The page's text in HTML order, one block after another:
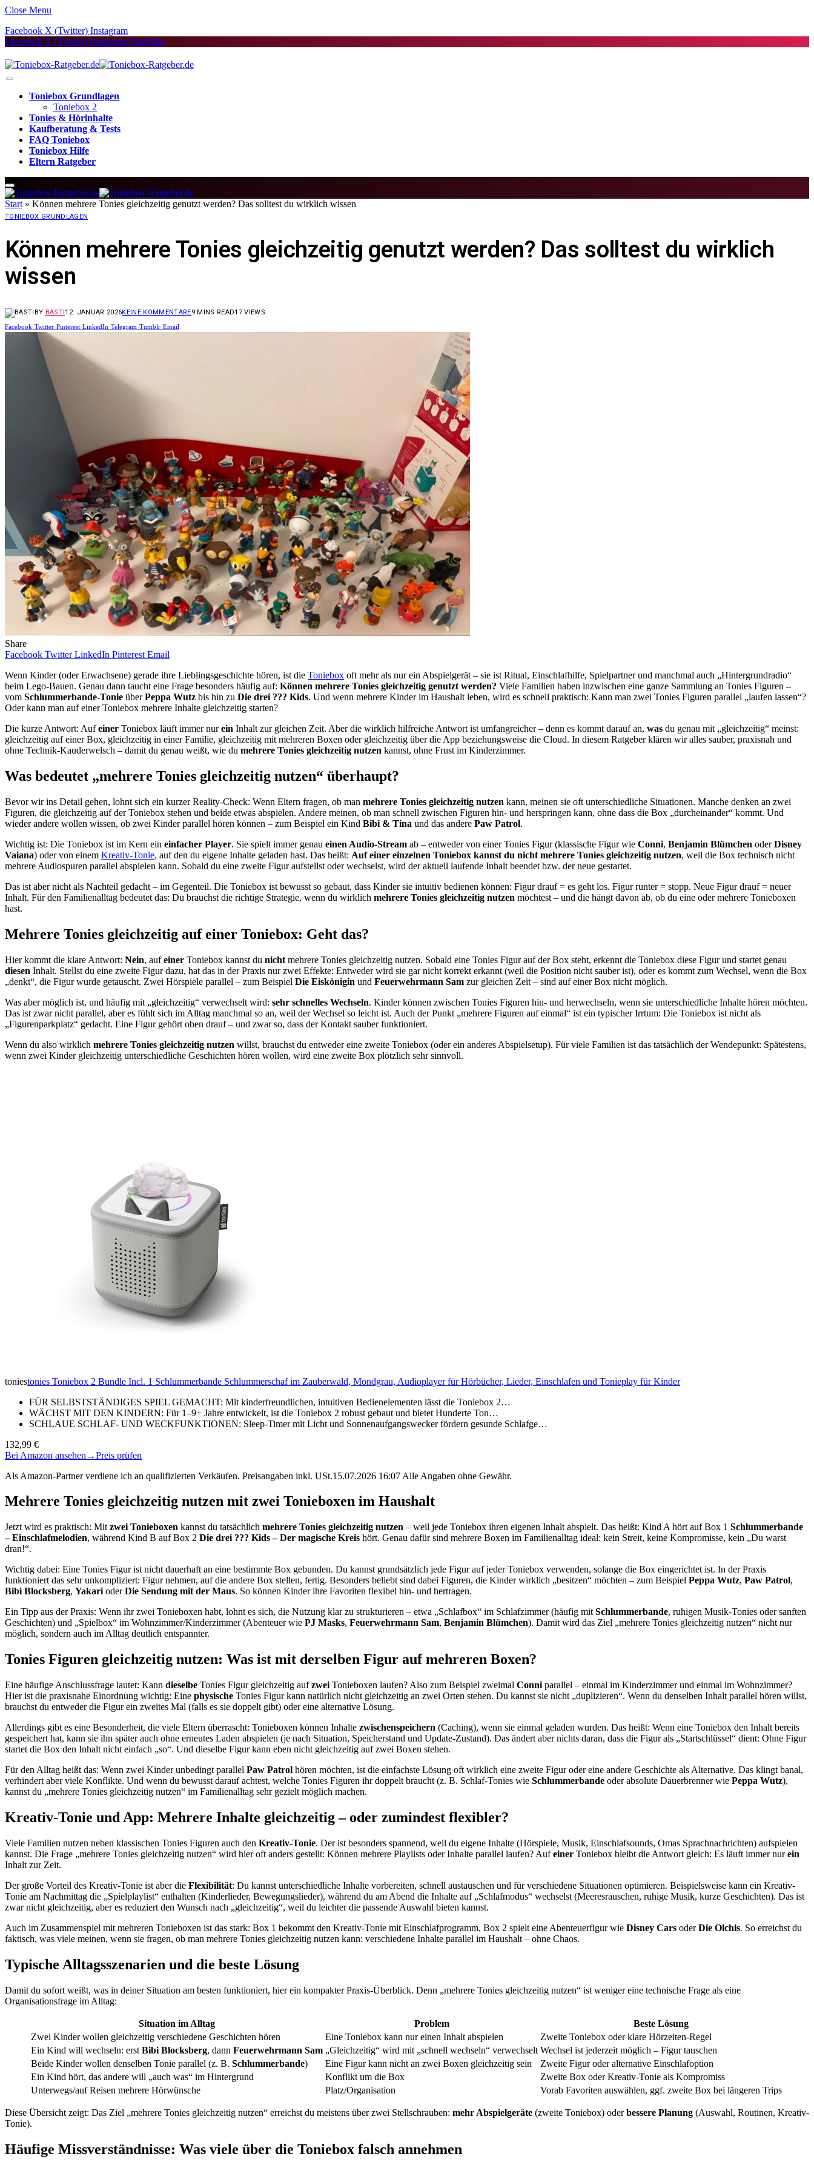
Close Menu
Facebook X (Twitter) Instagram
Facebook X (Twitter) InstagramYouTube
Toniebox Grundlagen
Toniebox 2
Tonies & Hörinhalte
Kaufberatung & Tests
FAQ Toniebox
Toniebox Hilfe
Eltern Ratgeber
Start » Können mehrere Tonies gleichzeitig genutzt werden? Das solltest du wirklich wissen
TONIEBOX GRUNDLAGEN
Können mehrere Tonies gleichzeitig genutzt werden? Das solltest du wirklich
wissen
BY BASTI12. JANUAR 2026KEINE KOMMENTARE9 MINS READ17VIEWS
Facebook Twitter Pinterest LinkedIn Telegram Tumblr Email
Share
Facebook Twitter LinkedIn Pinterest Email
Wenn Kinder (oder Erwachsene) gerade ihre Lieblingsgeschichte hören, ist die Toniebox oft mehr als nur ein Abspielgerät – sie ist Ritual, Einschlafhilfe, Spielpartner und manchmal auch „Hintergrundradio“
beim Lego-Bauen. Genau dann taucht eine Frage besonders häufig auf: Können mehrere Tonies gleichzeitig genutzt werden? Viele Familien haben inzwischen eine ganze Sammlung an Tonies Figuren –
vom Schlummerbande-Tonie überPeppa Wutz bis hin zu Die drei ??? Kids. Und wenn mehrere Kinder im Haushalt leben, wird es schnell praktisch: Kann man zwei Tonies Figuren parallel „laufen lassen“?
Oder kann man auf einer Toniebox mehrere Inhalte gleichzeitig starten?
Die kurze Antwort: Aufeiner Toniebox läuft immer nurein Inhalt zur gleichen Zeit. Aber die wirklich hilfreiche Antwort ist umfangreicher – denn es kommt darauf an, was du genau mit „gleichzeitig“ meinst:
gleichzeitig auf einer Box, gleichzeitig in einer Familie, gleichzeitig mit mehreren Boxen oder gleichzeitig über die App beziehungsweise die Cloud. In diesem Ratgeber klären wir alles sauber, praxisnah und
ohne Technik-Kauderwelsch – damit du genau weißt, wie du mehrere Tonies gleichzeitig nutzen kannst, ohne Frust im Kinderzimmer.
Was bedeutet „mehrere Tonies gleichzeitig nutzen“ überhaupt?
Bevor wir ins Detail gehen, lohnt sich ein kurzer Reality-Check: Wenn Eltern fragen, ob man mehrere Tonies gleichzeitig nutzen kann, meinen sie oft unterschiedliche Situationen. Manche denken an zwei
Figuren, die gleichzeitig auf der Toniebox stehen und beide etwas abspielen. Andere meinen, ob man schnell zwischen Figuren hin- und herspringen kann, ohne dass die Box „durcheinander“ kommt. Und
wieder andere wollen wissen, ob zwei Kinder parallel hören können – zum Beispiel ein Kind Bibi & Tina und das andere Paw Patrol.
Wichtig ist: Die Toniebox ist im Kern ein einfacher Player. Sie spielt immer genau einen Audio-Stream ab – entweder von einer Tonies Figur (klassische Figur wie Conni, Benjamin Blümchen oderDisney
Vaiana) oder von einem Kreativ-Tonie, auf den du eigene Inhalte geladen hast. Das heißt: Auf einer einzelnen Toniebox kannst du nicht mehrere Tonies gleichzeitig nutzen, weil die Box technisch nicht
mehrere Audiospuren parallel abspielen kann. Sobald du eine zweite Figur aufstellst oder wechselst, wird der aktuell laufende Inhalt beendet bzw. der neue gestartet.
Das ist aber nicht als Nachteil gedacht – im Gegenteil. Die Toniebox ist bewusst so gebaut, dass Kinder sie intuitiv bedienen können: Figur drauf = es geht los. Figur runter = stopp. Neue Figur drauf = neuer
Inhalt. Für den Familienalltag bedeutet das: Du brauchst die richtige Strategie, wenn du wirklich mehrere Tonies gleichzeitig nutzen möchtest – und die hängt davon ab, ob du eine oder mehrere Tonieboxen
hast.
Mehrere Tonies gleichzeitig auf einer Toniebox: Geht das?
Hier kommt die klare Antwort: Nein, aufeiner Toniebox kannst du nicht mehrere Tonies gleichzeitig nutzen. Sobald eine Tonies Figur auf der Box steht, erkennt die Toniebox diese Figur und startet genau
diesen Inhalt. Stellst du eine zweite Figur dazu, hat das in der Praxis nur zwei Effekte: Entweder wird sie gar nicht korrekt erkannt (weil die Position nicht sauber ist), oder es kommt zum Wechsel, wenn die Box
„denkt“, die Figur wurde getauscht. Zwei Hörspiele parallel – zum Beispiel Die Eiskönigin und Feuerwehrmann Sam zur gleichen Zeit – sind auf einer Box nicht möglich.
Was aber möglich ist, und häufig mit „gleichzeitig“ verwechselt wird: sehr schnelles Wechseln. Kinder können zwischen Tonies Figuren hin- und herwechseln, wenn sie unterschiedliche Inhalte hören möchten.
Das ist zwar nicht parallel, aber es fühlt sich im Alltag manchmal so an, weil der Wechsel so leicht ist. Auch der Punkt „mehrere Figuren auf einmal“ ist ein typischer Irrtum: Die Toniebox ist nicht als
„Figurenparkplatz“ gedacht. Eine Figur gehört oben drauf – und zwar so, dass der Kontakt sauber funktioniert.
Wenn du also wirklich mehrere Tonies gleichzeitig nutzen willst, brauchst du entweder eine zweite Toniebox (oder ein anderes Abspielsetup). Für viele Familien ist das tatsächlich der Wendepunkt: Spätestens,
wenn zwei Kinder gleichzeitig unterschiedliche Geschichten hören wollen, wird eine zweite Box plötzlich sehr sinnvoll.
toniestonies Toniebox 2 Bundle Incl. 1 Schlummerbande Schlummerschaf im Zauberwald, Mondgrau, Audioplayer für Hörbücher, Lieder, Einschlafen und Tonieplay für Kinder
FÜR SELBSTSTÄNDIGES SPIEL GEMACHT: Mit kinderfreundlichen, intuitiven Bedienelementen lässt die Toniebox 2…
WÄCHST MIT DEN KINDERN: Für 1–9+ Jahre entwickelt, ist die Toniebox 2 robust gebaut und bietet Hunderte Ton…
SCHLAUE SCHLAF- UND WECKFUNKTIONEN: Sleep-Timer mit Licht und Sonnenaufgangswecker fördern gesunde Schlafge…
132,99 €
Bei Amazon ansehen →Preis prüfen
Als Amazon-Partner verdiene ich an qualifizierten Verkäufen. Preisangaben inkl. USt.15.07.2026 16:07 Alle Angaben ohne Gewähr.
Mehrere Tonies gleichzeitig nutzen mit zwei Tonieboxen im Haushalt
Jetzt wird es praktisch: Mit zwei Tonieboxen kannst du tatsächlich mehrere Tonies gleichzeitig nutzen – weil jede Toniebox ihren eigenen Inhalt abspielt. Das heißt: Kind A hört auf Box 1 Schlummerbande
– Einschlafmelodien, während Kind B auf Box 2 Die drei ??? Kids – Der magische Kreis hört. Genau dafür sind mehrere Boxen im Familienalltag ideal: kein Streit, keine Kompromisse, kein „Du warst
dran!“.
Wichtig dabei: Eine Tonies Figur ist nicht dauerhaft an eine bestimmte Box gebunden. Du kannst grundsätzlich jede Figur auf jeder Toniebox verwenden, solange die Box eingerichtet ist. In der Praxis
funktioniert das sehr unkompliziert: Figur nehmen, auf die andere Box stellen, fertig. Besonders beliebt sind dabei Figuren, die Kinder wirklich „besitzen“ möchten – zum Beispiel Peppa Wutz, Paw Patrol,
Bibi Blocksberg, Yakari oderDie Sendung mit der Maus. So können Kinder ihre Favoriten flexibel hin- und hertragen.
Ein Tipp aus der Praxis: Wenn ihr zwei Tonieboxen habt, lohnt es sich, die Nutzung klar zu strukturieren – etwa „Schlafbox“ im Schlafzimmer (häufig mit Schlummerbande, ruhigen Musik-Tonies oder sanften
Geschichten) und „Spielbox“ im Wohnzimmer/Kinderzimmer (Abenteuer wie PJ Masks, Feuerwehrmann Sam, Benjamin Blümchen). Damit wird das Ziel „mehrere Tonies gleichzeitig nutzen“ nicht nur
möglich, sondern auch im Alltag deutlich entspannter.
Tonies Figuren gleichzeitig nutzen: Was ist mit derselben Figur auf mehreren Boxen?
Eine häufige Anschlussfrage lautet: Kann dieselbe Tonies Figur gleichzeitig aufzwei Tonieboxen laufen? Also zum Beispiel zweimal Conni parallel – einmal im Kinderzimmer und einmal im Wohnzimmer?
Hier ist die praxisnahe Einordnung wichtig: Eine physische Tonies Figur kann natürlich nicht gleichzeitig an zwei Orten stehen. Du kannst sie nicht „duplizieren“. Wenn du denselben Inhalt parallel hören willst,
brauchst du entweder die Figur ein zweites Mal (falls es sie doppelt gibt) oder eine alternative Lösung.
Allerdings gibt es eine Besonderheit, die viele Eltern überrascht: Tonieboxen können Inhalte zwischenspeichern (Caching), wenn sie einmal geladen wurden. Das heißt: Wenn eine Toniebox den Inhalt bereits
gespeichert hat, kann sie ihn später auch ohne erneutes Laden abspielen (je nach Situation, Speicherstand und Update-Zustand). Das ändert aber nichts daran, dass die Figur als „Startschlüssel“ dient: Ohne Figur
startet die Box den Inhalt nicht einfach „so“. Und dieselbe Figur kann eben nicht gleichzeitig auf zwei Boxen stehen.
Für den Alltag heißt das: Wenn zwei Kinder unbedingt parallel Paw Patrol hören möchten, ist die einfachste Lösung oft wirklich eine zweite Figur oder eine andere Geschichte als Alternative. Das klingt banal,
verhindert aber viele Konflikte. Und wenn du bewusst darauf achtest, welche Tonies Figuren ihr doppelt braucht (z. B. Schlaf-Tonies wie Schlummerbande oder absolute Dauerbrenner wie Peppa Wutz),
kannst du „mehrere Tonies gleichzeitig nutzen“ im Familienalltag sehr gezielt möglich machen.
Kreativ-Tonie und App: Mehrere Inhalte gleichzeitig – oder zumindest flexibler?
Viele Familien nutzen neben klassischen Tonies Figuren auch den Kreativ-Tonie. Der ist besonders spannend, weil du eigene Inhalte (Hörspiele, Musik, Einschlafsounds, Omas Sprachnachrichten) aufspielen
kannst. Die Frage „mehrere Tonies gleichzeitig nutzen“ wird hier oft anders gestellt: Können mehrere Playlists oder Inhalte parallel laufen? Aufeiner Toniebox bleibt die Antwort gleich: Es läuft immer nurein
Inhalt zur Zeit.
Der große Vorteil des Kreativ-Tonie ist aber die Flexibilität: Du kannst unterschiedliche Inhalte vorbereiten, schnell austauschen und für verschiedene Situationen optimieren. Beispielsweise kann ein Kreativ-
Tonie am Nachmittag die „Spielplaylist“ enthalten (Kinderlieder, Bewegungslieder), während du am Abend die Inhalte auf „Schlafmodus“ wechselst (Meeresrauschen, ruhige Musik, kurze Geschichten). Das ist
zwar nicht gleichzeitig, aber es reduziert den Wunsch nach „gleichzeitig“, weil du leichter die passende Auswahl bieten kannst.
Auch im Zusammenspiel mit mehreren Tonieboxen ist das stark: Box 1 bekommt den Kreativ-Tonie mit Einschlafprogramm, Box 2 spielt eine Abenteuerfigur wie Disney Cars oderDie Olchis. So erreichst du
faktisch, was viele meinen, wenn sie fragen, ob man mehrere Tonies gleichzeitig nutzen kann: verschiedene Inhalte parallel im Haushalt – ohne Chaos.
Typische Alltagsszenarien und die beste Lösung
Damit du sofort weißt, was in deiner Situation am besten funktioniert, hier ein kompakter Praxis-Überblick. Denn „mehrere Tonies gleichzeitig nutzen“ ist weniger eine technische Frage als eine
Organisationsfrage im Alltag:
Situation im Alltag Problem
Beste Lösung
Zwei Kinder wollen gleichzeitig verschiedene Geschichten hören
Eine Toniebox kann nur einen Inhalt abspielen
Zweite Toniebox oder klare Hörzeiten-Regel
Ein Kind will wechseln: erst Bibi Blocksberg, dann Feuerwehrmann Sam „Gleichzeitig“ wird mit „schnell wechseln“ verwechselt Wechsel ist jederzeit möglich – Figur tauschen
Beide Kinder wollen denselben Tonie parallel (z. B. Schlummerbande) Eine Figur kann nicht an zwei Boxen gleichzeitig sein
Zweite Figur oder alternative Einschlafoption
Ein Kind hört, das andere will „auch was“ im Hintergrund
Konflikt um die Box
Zweite Box oder Kreativ-Tonie als Kompromiss
Unterwegs/auf Reisen mehrere Hörwünsche
Platz/Organisation Vorab Favoriten auswählen, ggf. zweite Box bei längeren Trips
Diese Übersicht zeigt: Das Ziel „mehrere Tonies gleichzeitig nutzen“ erreichst du meistens über zwei Stellschrauben: mehr Abspielgeräte (zweite Toniebox) oderbessere Planung (Auswahl, Routinen, Kreativ-
Tonie).
Häufige Missverständnisse: Was viele über die Toniebox falsch annehmen